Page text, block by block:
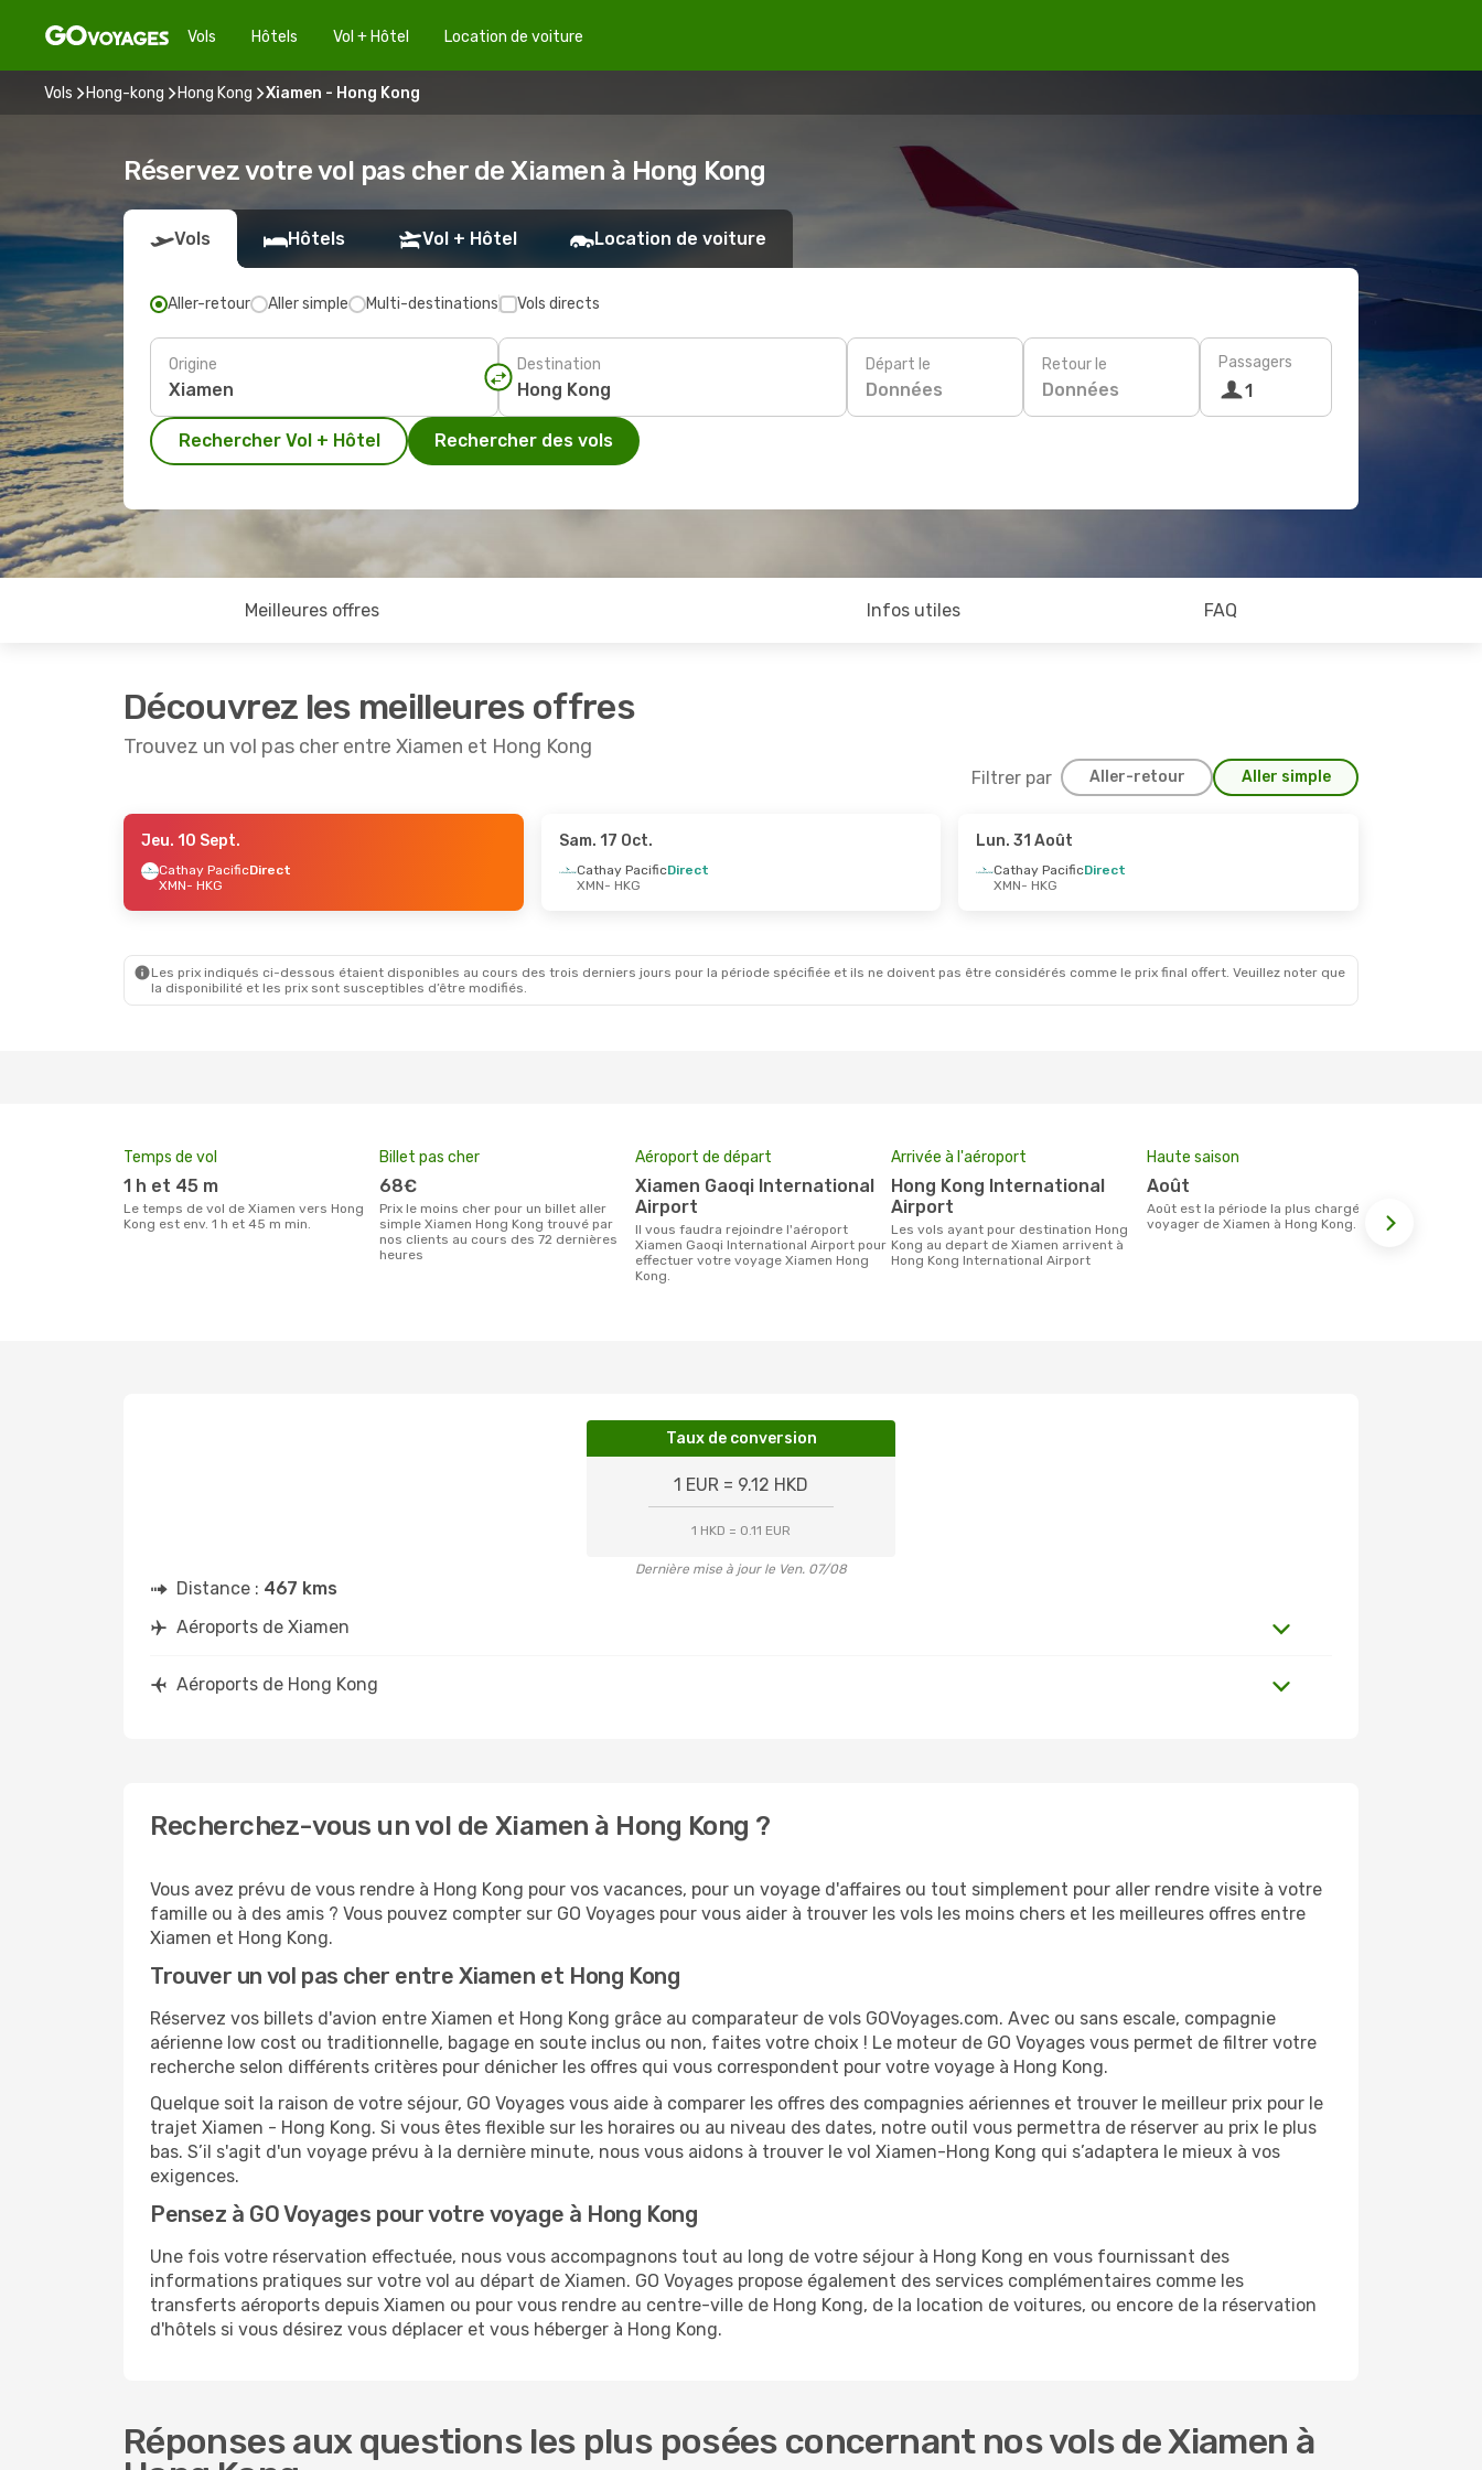
Vols Hôtels Vol + Hôtel Location de voiture
Vols Hong-kong Hong Kong Xiamen - Hong Kong
Réservez votre vol pas cher de Xiamen à Hong Kong
Vols Hôtels Vol + Hôtel Location de voiture
Aller-retour Aller simple Multi-destinations Vols directs
Origine Destination Départ le
Données
Retour le
Données
Passagers
1
Rechercher Vol + Hôtel Rechercher des vols
Meilleures offres Infos utiles FAQ
Découvrez les meilleures offres
Trouvez un vol pas cher entre Xiamen et Hong Kong
Filtrer par Aller-retour Aller simple
- Mar. 15 Sept.
Direct
Jeu. 10 Sept.
Cathay PacificDirect
XMN- HKG
Sam. 17 Oct.
Cathay PacificDirect
XMN- HKG
Lun. 31 Août
Cathay PacificDirect
XMN- HKG
Les prix indiqués ci-dessous étaient disponibles au cours des trois derniers jours pour la période spécifiée et ils ne doivent pas être considérés comme le prix final offert. Veuillez noter que
la disponibilité et les prix sont susceptibles d’être modifiés.
Temps de vol
1 h et 45 m
Le temps de vol de Xiamen vers Hong
Kong est env. 1 h et 45 m min.
Billet pas cher
68€
Prix le moins cher pour un billet aller
simple Xiamen Hong Kong trouvé par
nos clients au cours des 72 dernières
heures
Aéroport de départ
Xiamen Gaoqi International
Airport
Il vous faudra rejoindre l'aéroport
Xiamen Gaoqi International Airport pour
effectuer votre voyage Xiamen Hong
Kong.
Arrivée à l'aéroport
Hong Kong International
Airport
Les vols ayant pour destination Hong
Kong au depart de Xiamen arrivent à
Hong Kong International Airport
Haute saison
août
août est la période la plus chargée pour
voyager de Xiamen à Hong Kong.
Taux de conversion
1 EUR = 9.12 HKD
1 HKD = 0.11 EUR
Dernière mise à jour le Ven. 07/08
Distance : 467 kms
Aéroports de Xiamen
Aéroports de Hong Kong
Recherchez-vous un vol de Xiamen à Hong Kong ?
Vous avez prévu de vous rendre à Hong Kong pour vos vacances, pour un voyage d'affaires ou tout simplement pour aller rendre visite à votre
famille ou à des amis ? Vous pouvez compter sur GO Voyages pour vous aider à trouver les vols les moins chers et les meilleures offres entre
Xiamen et Hong Kong.
Trouver un vol pas cher entre Xiamen et Hong Kong
Réservez vos billets d'avion entre Xiamen et Hong Kong grâce au comparateur de vols GOVoyages.com. Avec ou sans escale, compagnie
aérienne low cost ou traditionnelle, bagage en soute inclus ou non, faites votre choix ! Le moteur de GO Voyages vous permet de filtrer votre
recherche selon différents critères pour dénicher les offres qui vous correspondent pour votre voyage à Hong Kong.
Quelque soit la raison de votre séjour, GO Voyages vous aide à comparer les offres des compagnies aériennes et trouver le meilleur prix pour le
trajet Xiamen - Hong Kong. Si vous êtes flexible sur les horaires ou au niveau des dates, notre outil vous permettra de réserver au prix le plus
bas. S’il s'agit d'un voyage prévu à la dernière minute, nous vous aidons à trouver le vol Xiamen-Hong Kong qui s’adaptera le mieux à vos
exigences.
Pensez à GO Voyages pour votre voyage à Hong Kong
Une fois votre réservation effectuée, nous vous accompagnons tout au long de votre séjour à Hong Kong en vous fournissant des
informations pratiques sur votre vol au départ de Xiamen. GO Voyages propose également des services complémentaires comme les
transferts aéroports depuis Xiamen ou pour vous rendre au centre-ville de Hong Kong, de la location de voitures, ou encore de la réservation
d'hôtels si vous désirez vous déplacer et vous héberger à Hong Kong.
Réponses aux questions les plus posées concernant nos vols de Xiamen à